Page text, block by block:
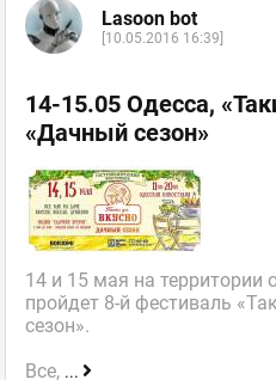
Lasoon bot
[10.05.2016 16:39]
14-15.05 Одесса,
«Дачный сезон»
14 и 15 мая на территории
пройдет 8-й фестиваль
сезон».
Все, ...